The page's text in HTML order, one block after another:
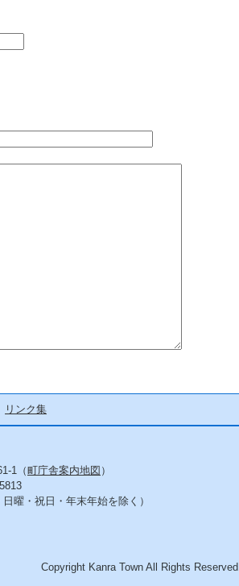
リンク集
1（町庁舎案内地図 ）
曜・祝日・年末年始を除く）
Copyright Kanra Town All Rights Reserved.